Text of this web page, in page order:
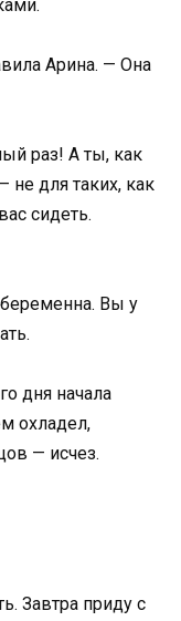
Арина. — Она
раз! А ты, как
не для таких, как
сидеть.
беременна. Вы у
дня начала
охладел,
— исчез.
Завтра приду с